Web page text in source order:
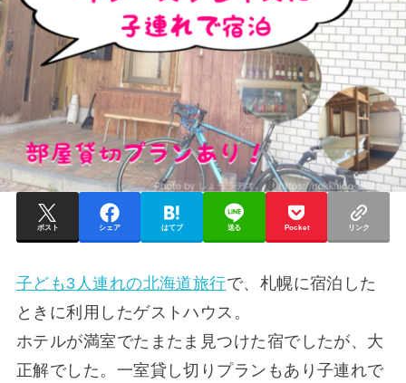
ポスト シェア はてブ 送る Pocket リンク
子ども3人連れの北海道旅行で、札幌に宿泊した
ときに利用したゲストハウス。
ホテルが満室でたまたま見つけた宿でしたが、大
正解でした。一室貸し切りプランもあり子連れで